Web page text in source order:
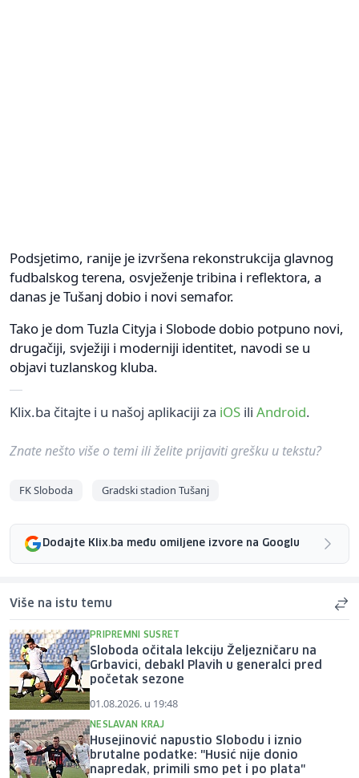
Podsjetimo, ranije je izvršena rekonstrukcija glavnog
fudbalskog terena, osvježenje tribina i reflektora, a
danas je Tušanj dobio i novi semafor.
Tako je dom Tuzla Cityja i Slobode dobio potpuno novi,
drugačiji, svježiji i moderniji identitet, navodi se u
objavi tuzlanskog kluba.
Klix.ba čitajte i u našoj aplikaciji za iOS ili Android.
Znate nešto više o temi ili želite prijaviti grešku u tekstu?
FK Sloboda Gradski stadion Tušanj
Dodajte Klix.ba među omiljene izvore na Googlu
Više na istu temu
PRIPREMNI SUSRET
Sloboda očitala lekciju Željezničaru na
Grbavici, debakl Plavih u generalci pred
početak sezone
01.08.2026. u 19:48
NESLAVAN KRAJ
Husejinović napustio Slobodu i iznio
brutalne podatke: "Husić nije donio
napredak, primili smo pet i po plata"